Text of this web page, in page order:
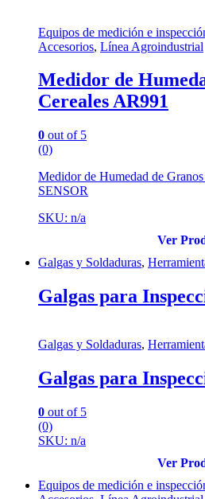
Equipos de medición e
Accesorios, Línea Agroindustrial
Medidor de
Cereales AR991
0 out of 5
(0)
Medidor de Humedad de
SENSOR
SKU: n/a
Ver
Galgas y Soldaduras,
Galgas para
Galgas y Soldaduras,
Galgas para
0 out of 5
(0)
SKU: n/a
Ver
Equipos de medición e